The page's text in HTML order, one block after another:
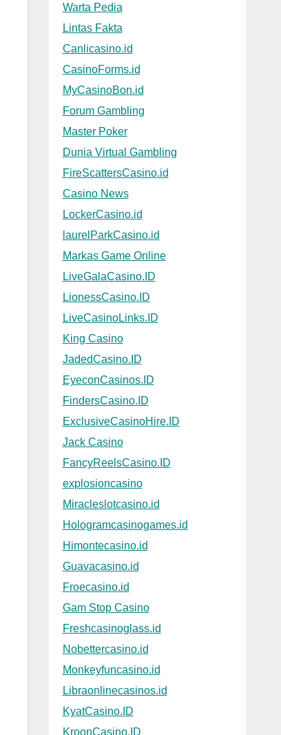
Warta Pedia
Lintas Fakta
Canlicasino.id
CasinoForms.id
MyCasinoBon.id
Forum Gambling
Master Poker
Dunia Virtual Gambling
FireScattersCasino.id
Casino News
LockerCasino.id
laurelParkCasino.id
Markas Game Online
LiveGalaCasino.ID
LionessCasino.ID
LiveCasinoLinks.ID
King Casino
JadedCasino.ID
EyeconCasinos.ID
FindersCasino.ID
ExclusiveCasinoHire.ID
Jack Casino
FancyReelsCasino.ID
explosioncasino
Miracleslotcasino.id
Hologramcasinogames.id
Himontecasino.id
Guavacasino.id
Froecasino.id
Gam Stop Casino
Freshcasinoglass.id
Nobettercasino.id
Monkeyfuncasino.id
Libraonlinecasinos.id
KyatCasino.ID
KroonCasino.ID